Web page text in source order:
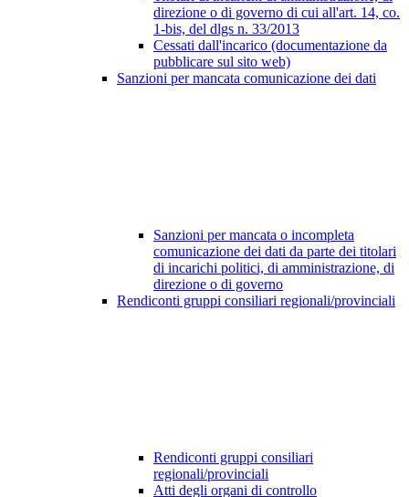
direzione o di governo di cui all'art. 14, co.
1-bis, del dlgs n. 33/2013
Cessati dall'incarico (documentazione da
pubblicare sul sito web)
Sanzioni per mancata comunicazione dei dati
Sanzioni per mancata o incompleta
comunicazione dei dati da parte dei titolari
di incarichi politici, di amministrazione, di
direzione o di governo
Rendiconti gruppi consiliari regionali/provinciali
Rendiconti gruppi consiliari
regionali/provinciali
Atti degli organi di controllo